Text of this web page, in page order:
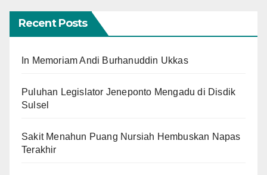
Recent Posts
In Memoriam Andi Burhanuddin Ukkas
Puluhan Legislator Jeneponto Mengadu di Disdik
Sulsel
Sakit Menahun Puang Nursiah Hembuskan Napas
Terakhir